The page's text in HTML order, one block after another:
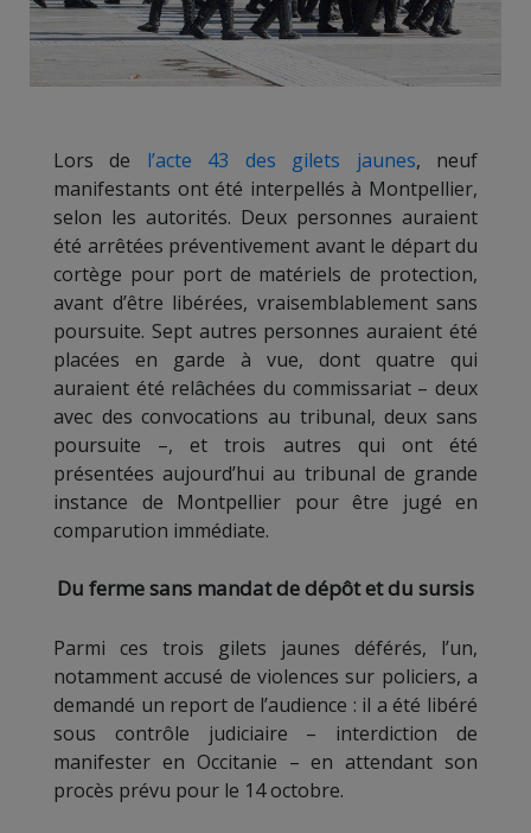
Lors de l’acte 43 des gilets jaunes, neuf
manifestants ont été interpellés à Montpellier,
selon les autorités. Deux personnes auraient
été arrêtées préventivement avant le départ du
cortège pour port de matériels de protection,
avant d’être libérées, vraisemblablement sans
poursuite. Sept autres personnes auraient été
placées en garde à vue, dont quatre qui
auraient été relâchées du commissariat – deux
avec des convocations au tribunal, deux sans
poursuite –, et trois autres qui ont été
présentées aujourd’hui au tribunal de grande
instance de Montpellier pour être jugé en
comparution immédiate.
Du ferme sans mandat de dépôt et du sursis
Parmi ces trois gilets jaunes déférés, l’un,
notamment accusé de violences sur policiers, a
demandé un report de l’audience : il a été libéré
sous contrôle judiciaire – interdiction de
manifester en Occitanie – en attendant son
procès prévu pour le 14 octobre.